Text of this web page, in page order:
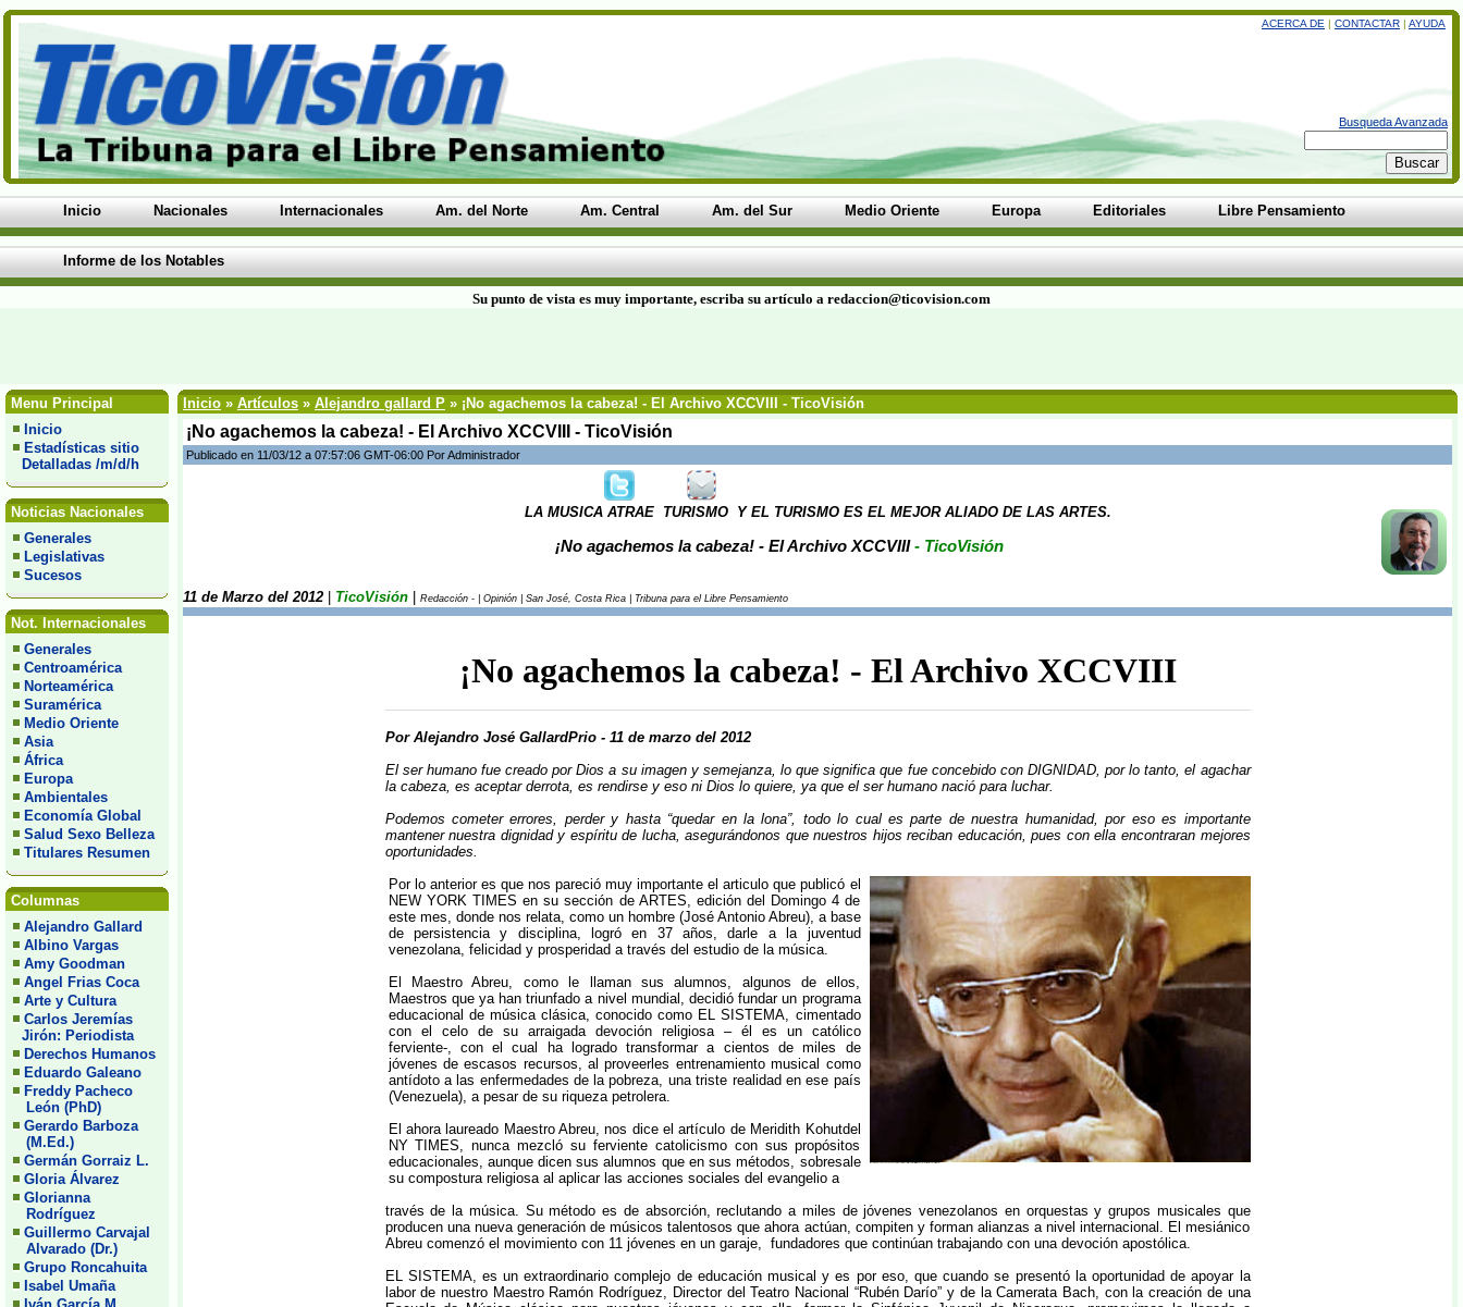
ACERCA DE | CONTACTAR | AYUDA
Busqueda Avanzada
Inicio Nacionales Internacionales Am. del Norte Am. Central Am. del Sur Medio Oriente Europa Editoriales Libre Pensamiento
Informe de los Notables
Su punto de vista es muy importante, escriba su artículo a redaccion@ticovision.com
Menu Principal
Inicio
Estadísticas sitio
Detalladas /m/d/h
Noticias Nacionales
Generales
Legislativas
Sucesos
Not. Internacionales
Generales
Centroamérica
Norteamérica
Suramérica
Medio Oriente
Asia
África
Europa
Ambientales
Economía Global
Salud Sexo Belleza
Titulares Resumen
Columnas
Alejandro Gallard
Albino Vargas
Amy Goodman
Angel Frias Coca
Arte y Cultura
Carlos Jeremías
Jirón: Periodista
Derechos Humanos
Eduardo Galeano
Freddy Pacheco
León (PhD)
Gerardo Barboza
(M.Ed.)
Germán Gorraiz L.
Gloria Álvarez
Glorianna
Rodríguez
Guillermo Carvajal
Alvarado (Dr.)
Grupo Roncahuita
Isabel Umaña
Inicio » Artículos » Alejandro gallard P » ¡No agachemos la cabeza! - El Archivo XCCVIII - TicoVisión
¡No agachemos la cabeza! - El Archivo XCCVIII - TicoVisión
Publicado en 11/03/12 a 07:57:06 GMT-06:00 Por Administrador
LA MUSICA ATRAE TURISMO Y EL TURISMO ES EL MEJOR ALIADO DE LAS ARTES.
¡No agachemos la cabeza! - El Archivo XCCVIII- TicoVisión
11 de Marzo del 2012 TicoVisión Redacción - | Opinión | San José, Costa Rica | Tribuna para el Libre Pensamiento
¡No agachemos la cabeza! - El Archivo XCCVIII
Por Alejandro José GallardPrio - 11 de marzo del 2012
El ser humano fue creado por Dios a su imagen y semejanza, lo que significa que fue concebido con DIGNIDAD, por lo tanto, el agachar
la cabeza, es aceptar derrota, es rendirse y eso ni Dios lo quiere, ya que el ser humano nació para luchar.
Podemos cometer errores, perder y hasta “quedar en la lona”, todo lo cual es parte de nuestra humanidad, por eso es importante
mantener nuestra dignidad y espíritu de lucha, asegurándonos que nuestros hijos reciban educación, pues con ella encontraran mejores
oportunidades.
Por lo anterior es que nos pareció muy importante el articulo que publicó el
NEW YORK TIMES en su sección de ARTES, edición del Domingo 4 de
este mes, donde nos relata, como un hombre (José Antonio Abreu), a base
de persistencia y disciplina, logró en 37 años, darle a la juventud
venezolana, felicidad y prosperidad a través del estudio de la música.
El Maestro Abreu, como le llaman sus alumnos, algunos de ellos,
Maestros que ya han triunfado a nivel mundial, decidió fundar un programa
educacional de música clásica, conocido como EL SISTEMA, cimentado
con el celo de su arraigada devoción religiosa – él es un católico
ferviente-, con el cual ha logrado transformar a cientos de miles de
jóvenes de escasos recursos, al proveerles entrenamiento musical como
antídoto a las enfermedades de la pobreza, una triste realidad en ese país
(Venezuela), a pesar de su riqueza petrolera.
El ahora laureado Maestro Abreu, nos dice el artículo de Meridith Kohutdel
NY TIMES, nunca mezcló su ferviente catolicismo con sus propósitos
educacionales, aunque dicen sus alumnos que en sus métodos, sobresale
su compostura religiosa al aplicar las acciones sociales del evangelio a
través de la música. Su método es de absorción, reclutando a miles de jóvenes venezolanos en orquestas y grupos musicales que
producen una nueva generación de músicos talentosos que ahora actúan, compiten y forman alianzas a nivel internacional. El mesiánico
Abreu comenzó el movimiento con 11 jóvenes en un garaje, fundadores que continúan trabajando con una devoción apostólica.
EL SISTEMA, es un extraordinario complejo de educación musical y es por eso, que cuando se presentó la oportunidad de apoyar la
labor de nuestro Maestro Ramón Rodríguez, Director del Teatro Nacional “Rubén Darío” y de la Camerata Bach, con la creación de una